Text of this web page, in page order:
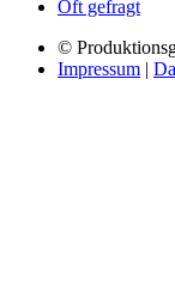
Oft gefragt
©
Impressum |